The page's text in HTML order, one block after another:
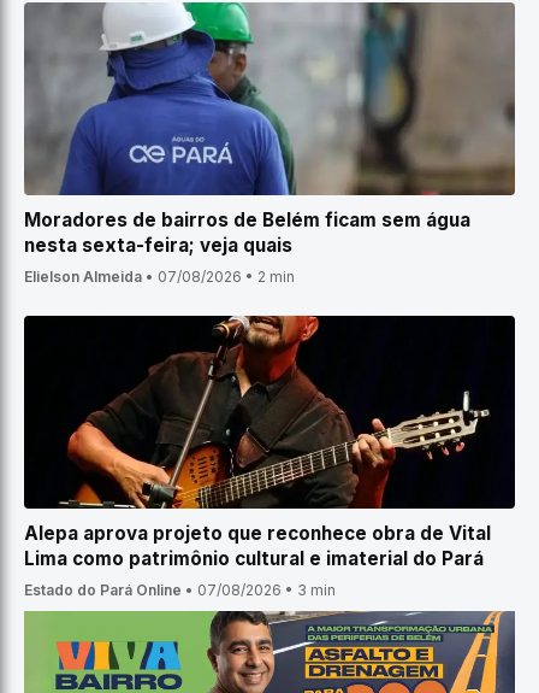
Moradores de bairros de Belém ficam sem água
nesta sexta-feira; veja quais
Elielson Almeida • 07/08/2026 • 2 min
Alepa aprova projeto que reconhece obra de Vital
Lima como patrimônio cultural e imaterial do Pará
Estado do Pará Online • 07/08/2026 • 3 min